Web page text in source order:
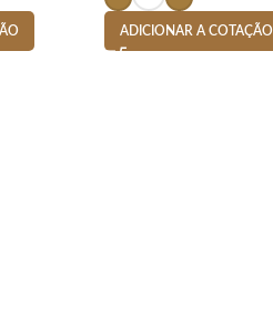
ADICIONAR A COTAÇÃO